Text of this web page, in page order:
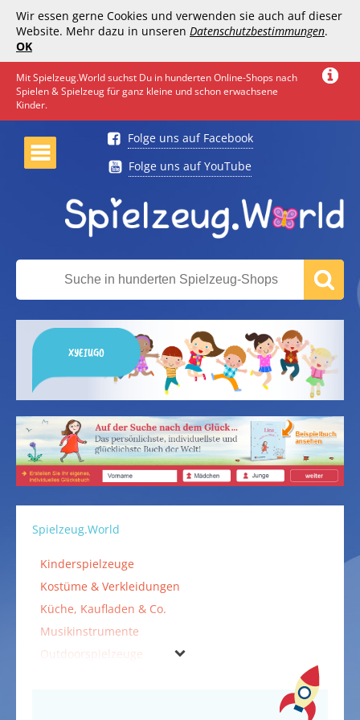
Wir essen gerne Cookies und verwenden sie auch auf dieser
Website. Mehr dazu in unseren Datenschutzbestimmungen.
OK
Mit Spielzeug.World suchst Du in hunderten Online-Shops nach
Spielen & Spielzeug für ganz kleine und schon erwachsene
Kinder.
Folge uns auf Facebook
Folge uns auf YouTube
XYEIUGO
Spielzeug.World
Kinderspielzeuge
Kostüme & Verkleidungen
Küche, Kaufladen & Co.
Musikinstrumente
Outdoorspielzeuge